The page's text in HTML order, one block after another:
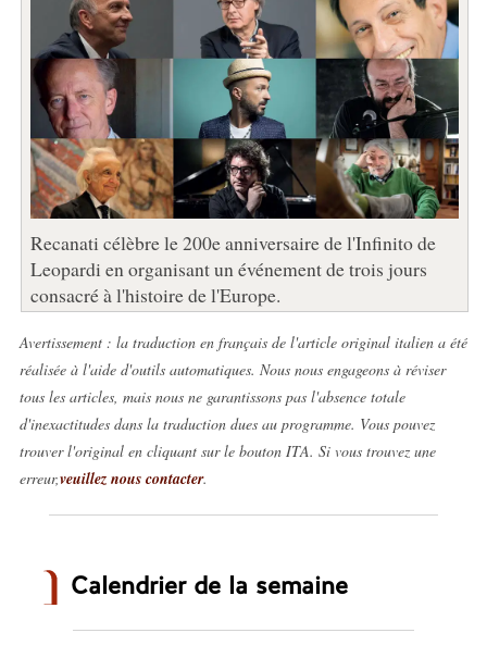
Recanati célèbre le 200e anniversaire de l'Infinito de
Leopardi en organisant un événement de trois jours
consacré à l'histoire de l'Europe.
Avertissement : la traduction en français de l'article original italien a été
réalisée à l'aide d'outils automatiques. Nous nous engageons à réviser
tous les articles, mais nous ne garantissons pas l'absence totale
d'inexactitudes dans la traduction dues au programme. Vous pouvez
trouver l'original en cliquant sur le bouton ITA. Si vous trouvez une
erreur,veuillez nous contacter.
Calendrier de la semaine